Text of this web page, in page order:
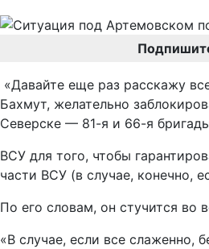
«Давайте еще раз расскажу
Бахмут, желательно
Северске — 81-я и 66-я
ВСУ для того, чтобы
части ВСУ (в случае, конечно,
По его словам, он стучится во
«В случае, если все слаженно,